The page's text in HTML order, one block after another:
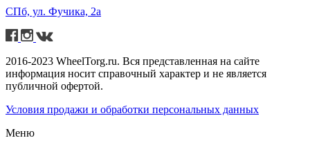
СПб, ул. Фучика, 2а
2016-2023 WheelTorg.ru. Вся представленная на сайте
информация носит справочный характер и не является
публичной офертой.
Условия продажи и обработки персональных данных
Меню